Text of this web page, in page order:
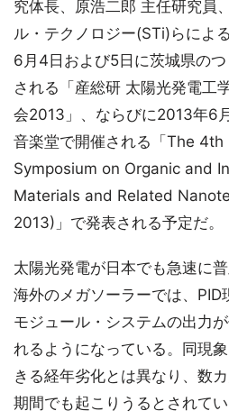
究体長、原浩二郎 主任研究員
ル・テクノロジー(STi)らによ
6月4日および5日に茨城県の
される「産総研 太陽光発電工
会2013」、ならびに2013年6
音楽堂で開催される「The
Symposium on Organic and
Materials and Related
2013)」で発表される予定だ。
太陽光発電が日本でも急速に
海外のメガソーラーでは、
モジュール・システムの出力
れるようになっている。同現
きる経年劣化とは異なり、数
期間でも起こりうるとされて